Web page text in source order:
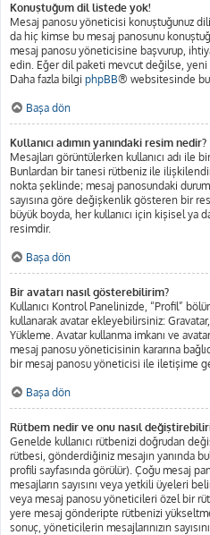
Konuştuğum dil listede yok!
Mesaj panosu yöneticisi konuştuğunuz
da hiç kimse bu mesaj panosunu
mesaj panosu yöneticisine başvurup,
edin. Eğer dil paketi mevcut değilse,
Daha fazla bilgi phpBB® websitesinde
Başa dön
Kullanıcı adımın yanındaki resim nedir?
Mesajları görüntülerken kullanıcı adı ile
Bunlardan bir tanesi rütbeniz ile
nokta şeklinde; mesaj panosundaki
sayısına göre değişkenlik gösteren bir
büyük boyda, her kullanıcı için kişisel ya
resimdir.
Başa dön
Bir avatarı nasıl gösterebilirim?
Kullanıcı Kontrol Panelinizde, “Profil”
kullanarak avatar ekleyebilirsiniz:
Yükleme. Avatar kullanma imkanı ve
mesaj panosu yöneticisinin kararına
bir mesaj panosu yöneticisi ile iletişime
Başa dön
Rütbem nedir ve onu nasıl
Genelde kullanıcı rütbenizi doğrudan
rütbesi, gönderdiğiniz mesajın yanında
profili sayfasında görülür). Çoğu mesaj
mesajların sayısını veya yetkili üyeleri
veya mesaj panosu yöneticileri özel bir
yere mesaj gönderipte rütbenizi
sonuç, yöneticilerin mesajlarınızın